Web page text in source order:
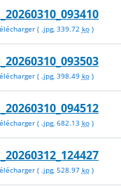
( .jpg, 339.72 ko)
( .jpg, 398.49 ko)
( .jpg, 682.13 ko)
( .jpg, 528.97 ko)